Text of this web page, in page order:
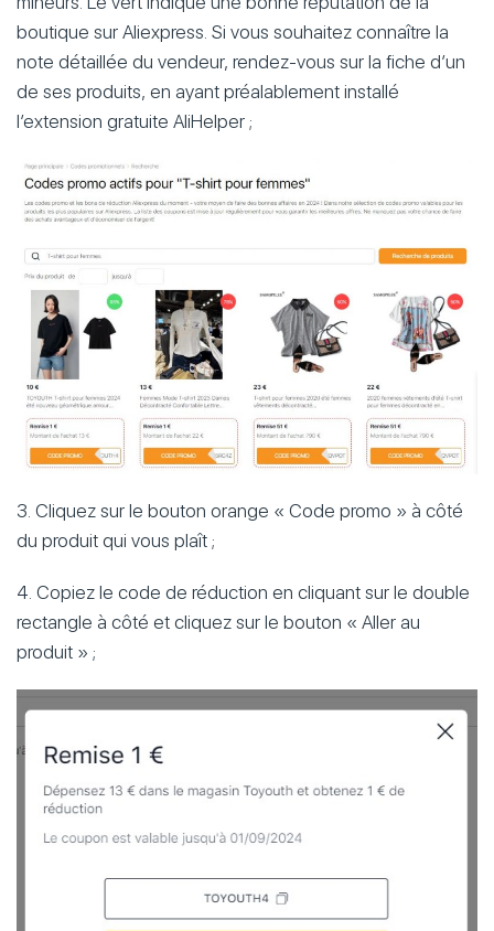
boutique sur Aliexpress. Si vous souhaitez connaître la
note détaillée du vendeur, rendez-vous sur la fiche d’un
de ses produits, en ayant préalablement installé
l’extension gratuite AliHelper ;
3. Cliquez sur le bouton orange « Code promo » à côté
du produit qui vous plaît ;
4. Copiez le code de réduction en cliquant sur le double
rectangle à côté et cliquez sur le bouton « Aller au
produit » ;